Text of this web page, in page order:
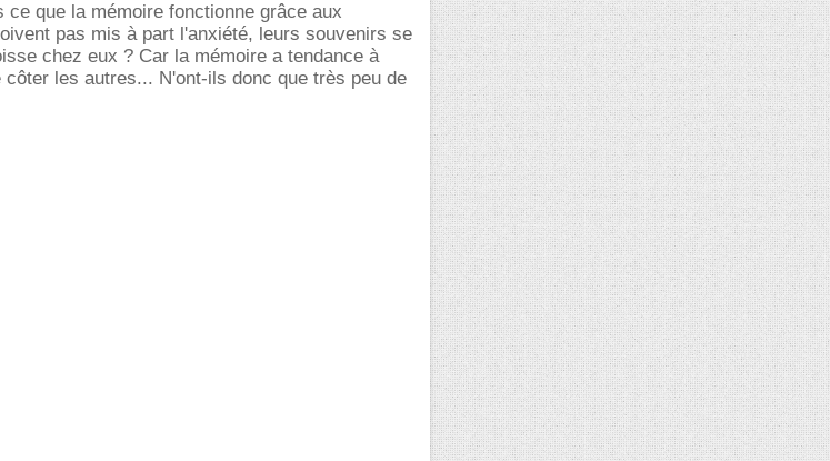
que la mémoire fonctionne grâce aux
pas mis à part l'anxiété, leurs souvenirs se
chez eux ? Car la mémoire a tendance à
les autres... N'ont-ils donc que très peu de